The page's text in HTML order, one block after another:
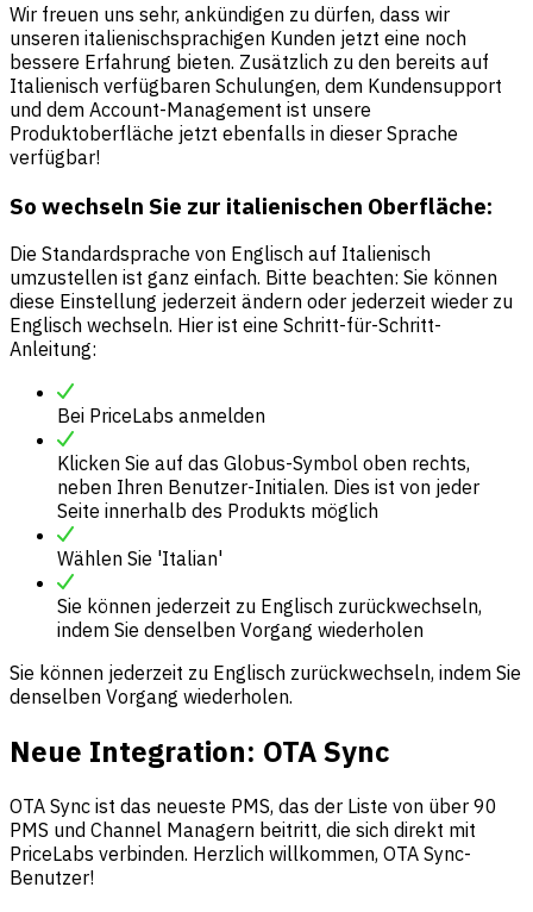
Wir freuen uns sehr, ankündigen zu dürfen, dass wir
unseren italienischsprachigen Kunden jetzt eine noch
bessere Erfahrung bieten. Zusätzlich zu den bereits auf
Italienisch verfügbaren Schulungen, dem Kundensupport
und dem Account-Management ist unsere
Produktoberfläche jetzt ebenfalls in dieser Sprache
verfügbar!
So wechseln Sie zur italienischen Oberfläche:
Die Standardsprache von Englisch auf Italienisch
umzustellen ist ganz einfach. Bitte beachten: Sie können
diese Einstellung jederzeit ändern oder jederzeit wieder zu
Englisch wechseln. Hier ist eine Schritt-für-Schritt-
Anleitung:
Bei PriceLabs anmelden
Klicken Sie auf das Globus-Symbol oben rechts,
neben Ihren Benutzer-Initialen. Dies ist von jeder
Seite innerhalb des Produkts möglich
Wählen Sie 'Italian'
Sie können jederzeit zu Englisch zurückwechseln,
indem Sie denselben Vorgang wiederholen
Sie können jederzeit zu Englisch zurückwechseln, indem Sie
denselben Vorgang wiederholen.
Neue Integration: OTA Sync
OTA Sync ist das neueste PMS, das der Liste von über 90
PMS und Channel Managern beitritt, die sich direkt mit
PriceLabs verbinden. Herzlich willkommen, OTA Sync-
Benutzer!